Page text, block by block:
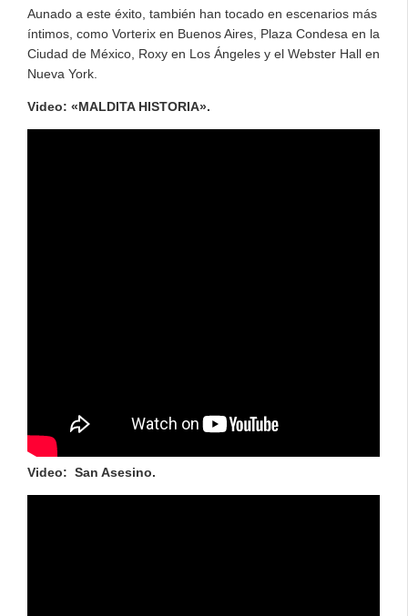
Aunado a este éxito, también han tocado en escenarios más
íntimos, como Vorterix en Buenos Aires, Plaza Condesa en la
Ciudad de México, Roxy en Los Ángeles y el Webster Hall en
Nueva York.
Video: «MALDITA HISTORIA».
Video: San Asesino.